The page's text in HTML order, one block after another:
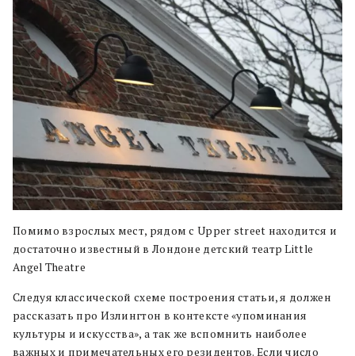
Помимо взрослых мест, рядом с Upper street находится и
достаточно известный в Лондоне детский театр Little
Angel Theatre
Следуя классической схеме построения статьи, я должен
рассказать про Излингтон в контексте «упоминания
культуры и искусства», а так же вспомнить наиболее
важных и примечательных его резидентов. Если число